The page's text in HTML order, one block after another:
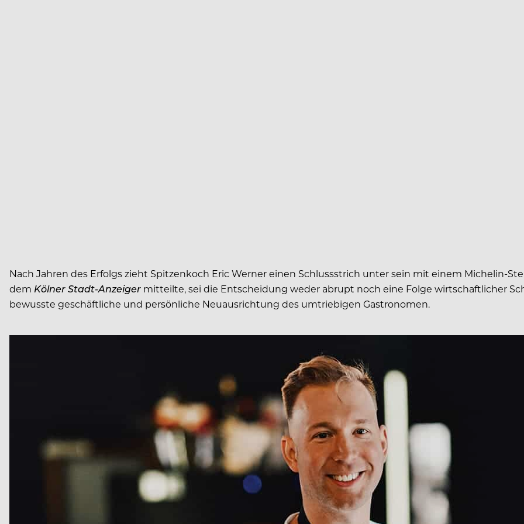
Nach Jahren des Erfolgs zieht Spitzenkoch Eric Werner einen Schlussstrich unter sein mit einem Michelin-
dem Kölner Stadt-Anzeiger mitteilte, sei die Entscheidung weder abrupt noch eine Folge wirtschaftlicher
bewusste geschäftliche und persönliche Neuausrichtung des umtriebigen Gastronomen.